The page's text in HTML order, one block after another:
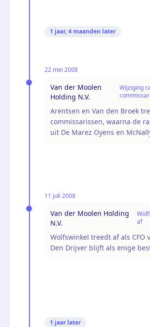
1 jaar, 4 maanden later
22 mei 2008
Van der Moolen
Holding N.V.
Wijziging
Arentsen en Van den Broek
commissarissen, waarna de
uit De Marez Oyens en
11 juli 2008
Van der Moolen Holding
N.V.
af
Wolfswinkel treedt af als CFO
Den Drijver blijft als enige
1 jaar later